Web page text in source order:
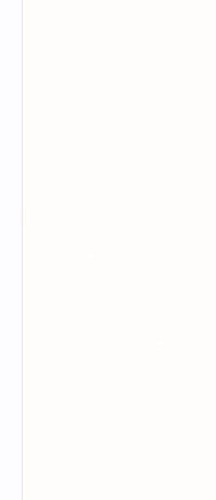
17.- ĂN CHẬM
20.- TRỊ BỊNH